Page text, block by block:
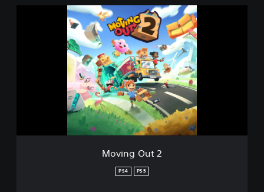
Moving Out 2
PS4 PS5